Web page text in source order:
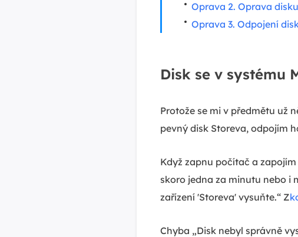
Oprava 2. Oprava
Oprava 3. Odpojení
Disk se v systému
Protože se mi v předmětu už
pevný disk Storeva, odpojím
Když zapnu počítač a
skoro jedna za minutu nebo i
zařízení 'Storeva' vysuňte.“ Z
Chyba „Disk nebyl správně